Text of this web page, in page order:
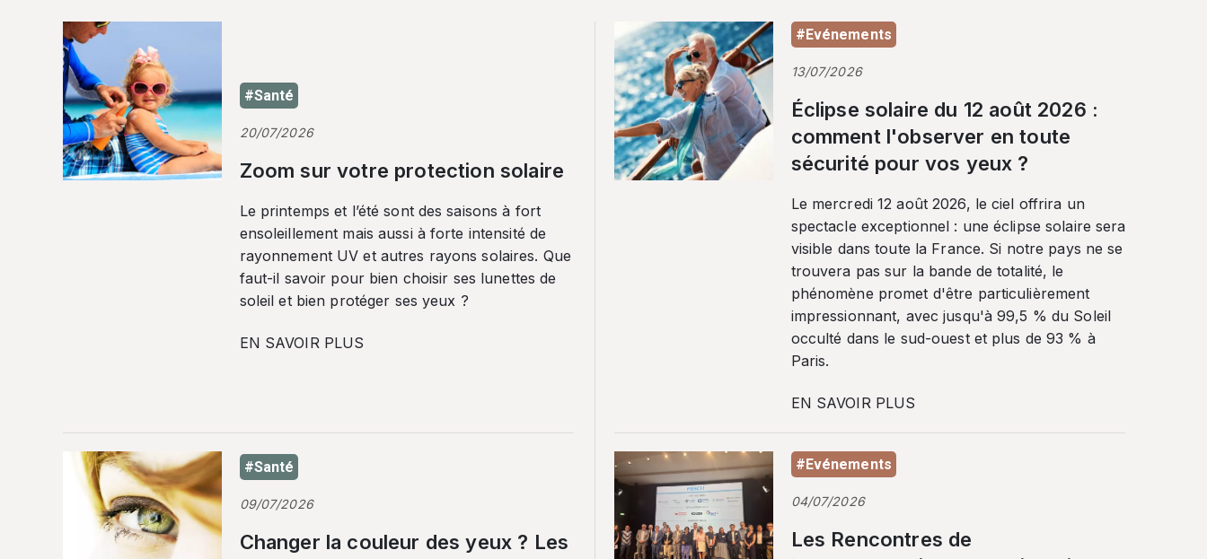
#Santé
20/07/2026
Zoom sur votre protection solaire
Le printemps et l’été sont des saisons à fort
ensoleillement mais aussi à forte intensité de
rayonnement UV et autres rayons solaires. Que
faut-il savoir pour bien choisir ses lunettes de
soleil et bien protéger ses yeux ?
EN SAVOIR PLUS
#Evénements
13/07/2026
Éclipse solaire du 12 août 2026 :
comment l'observer en toute
sécurité pour vos yeux ?
Le mercredi 12 août 2026, le ciel offrira un
spectacle exceptionnel : une éclipse solaire sera
visible dans toute la France. Si notre pays ne se
trouvera pas sur la bande de totalité, le
phénomène promet d'être particulièrement
impressionnant, avec jusqu'à 99,5 % du Soleil
occulté dans le sud-ouest et plus de 93 % à
Paris.
EN SAVOIR PLUS
#Santé
09/07/2026
Changer la couleur des yeux ? Les
#Evénements
04/07/2026
Les Rencontres de